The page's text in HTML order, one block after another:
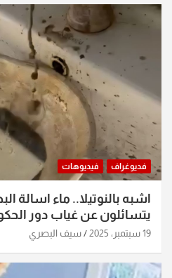
فديوغراف فيديوهات
اشبه بالنوتيلا.. ماء اسالة
يتسائلون عن غياب دور
19 سبتمبر، 2025 سيف البصري